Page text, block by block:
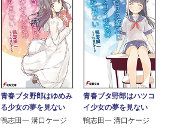
青春ブタ野郎はゆめみ
る少女の夢を見ない
鴨志田一 溝口ケージ
青春ブタ野郎はハツコ
イ少女の夢を見ない
鴨志田一 溝口ケージ